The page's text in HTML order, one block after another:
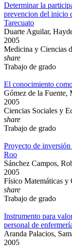
Determinar la
prevencion del inicio
Tarecuato
Duarte Aguilar,
2005
Medicina y Ciencias
share
Trabajo de grado
El conocimiento
Gómez de la Fuente,
2005
Ciencias Sociales y
share
Trabajo de grado
Proyecto de
Roo
Sánchez Campos,
2005
Físico Matemáticas y
share
Trabajo de grado
Instrumento para
personal de
Aranda Palacios,
2005